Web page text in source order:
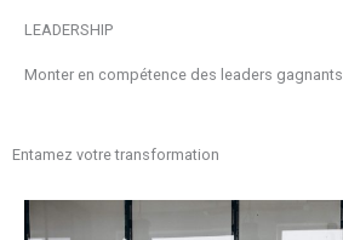
LEADERSHIP
Monter en compétence des leaders gagnants
Entamez votre transformation​​